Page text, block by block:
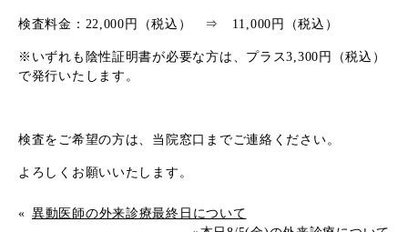
検査料金：22,000円（税込） ⇒ 11,000円（税込）
※いずれも陰性証明書が必要な方は、プラス3,300円（税込）
で発行いたします。
検査をご希望の方は、当院窓口までご連絡ください。
よろしくお願いいたします。
« 異動医師の外来診療最終日について